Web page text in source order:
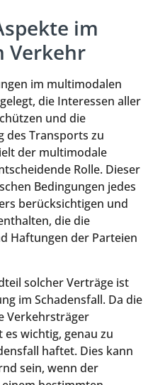
im
Verkehr
im multimodalen
die Interessen aller
und die
des Transports zu
der multimodale
Rolle. Dieser
Bedingungen jedes
berücksichtigen und
die die
Haftungen der Parteien
solcher Verträge ist
im Schadensfall. Da die
Verkehrsträger
wichtig, genau zu
haftet. Dies kann
sein, wenn der